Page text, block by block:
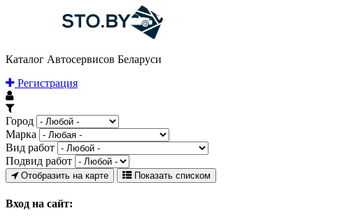
Каталог Автосервисов Беларуси
Регистрация
Город
Марка
Вид работ
Подвид работ
Отобразить на карте Показать списком
Вход на сайт: